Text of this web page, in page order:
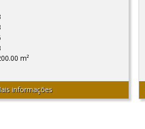
m²
informações